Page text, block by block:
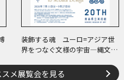
装飾する魂 ユーロ=アジア世
界をつなぐ文様の宇宙―縄文、
メ展覧会を見る